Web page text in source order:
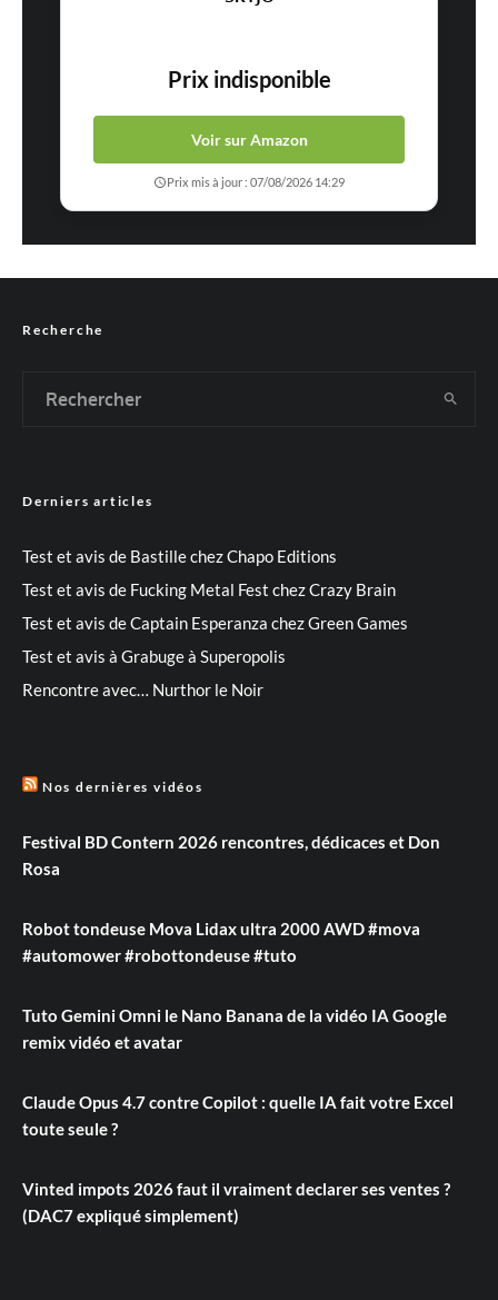
Prix indisponible
Voir sur Amazon
Prix mis à jour : 07/08/2026 14:29
Recherche
Derniers articles
Test et avis de Bastille chez Chapo Editions
Test et avis de Fucking Metal Fest chez Crazy Brain
Test et avis de Captain Esperanza chez Green Games
Test et avis à Grabuge à Superopolis
Rencontre avec… Nurthor le Noir
Nos dernières vidéos
Festival BD Contern 2026 rencontres, dédicaces et Don
Rosa
Robot tondeuse Mova Lidax ultra 2000 AWD #mova
#automower #robottondeuse #tuto
Tuto Gemini Omni le Nano Banana de la vidéo IA Google
remix vidéo et avatar
Claude Opus 4.7 contre Copilot : quelle IA fait votre Excel
toute seule ?
Vinted impots 2026 faut il vraiment declarer ses ventes ?
(DAC7 expliqué simplement)